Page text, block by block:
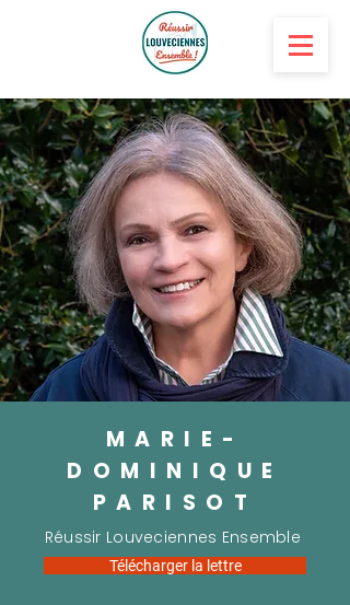
MARIE-
DOMINIQUE
PARISOT
Réussir Louveciennes Ensemble
Télécharger la lettre